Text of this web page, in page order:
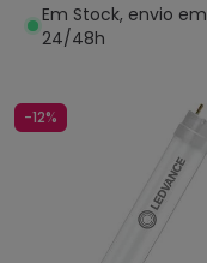
Em Stock, envio em
24/48h
-12%